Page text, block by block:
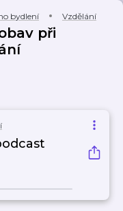
bydlení Vzdělání
při